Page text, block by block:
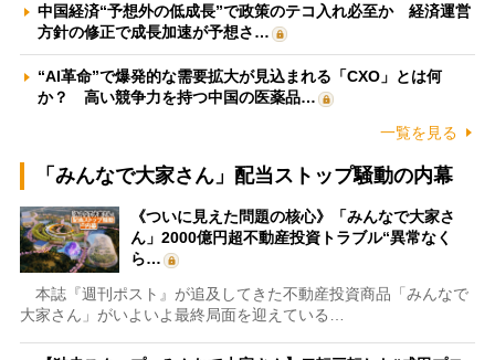
中国経済“予想外の低成長”で政策のテコ入れ必至か 経済運営
方針の修正で成長加速が予想さ…
“AI革命”で爆発的な需要拡大が見込まれる「CXO」とは何
か？ 高い競争力を持つ中国の医薬品…
一覧を見る
「みんなで大家さん」配当ストップ騒動の内幕
《ついに見えた問題の核心》「みんなで大家さ
ん」2000億円超不動産投資トラブル“異常なく
ら…
本誌『週刊ポスト』が追及してきた不動産投資商品「みんなで
大家さん」がいよいよ最終局面を迎えている…